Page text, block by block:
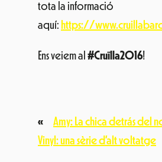
tota la informació
aquí: https://
Ens veiem al #Cruïlla2016!
«
Amy: La chica detrás del
Vinyl: una sèrie d’alt voltatge